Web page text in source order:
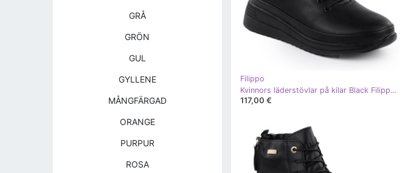
Filippo
Kvinnors läderstövlar på kilar Black Filippo DBT4215 svart
117,00 €
GRÅ
GRÖN
GUL
GYLLENE
MÅNGFÄRGAD
ORANGE
PURPUR
ROSA